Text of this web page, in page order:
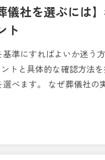
儀社を選ぶには
ト
準にすればよいか迷う
トと具体的な確認方法を
べます。 なぜ葬儀社の